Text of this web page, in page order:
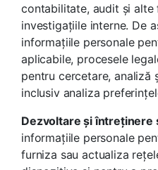
contabilitate, audit și alte
investigațiile interne. De
informațiile personale
aplicabile, procesele
pentru cercetare, analiză
inclusiv analiza
Dezvoltare și întreținere
informațiile personale
furniza sau actualiza